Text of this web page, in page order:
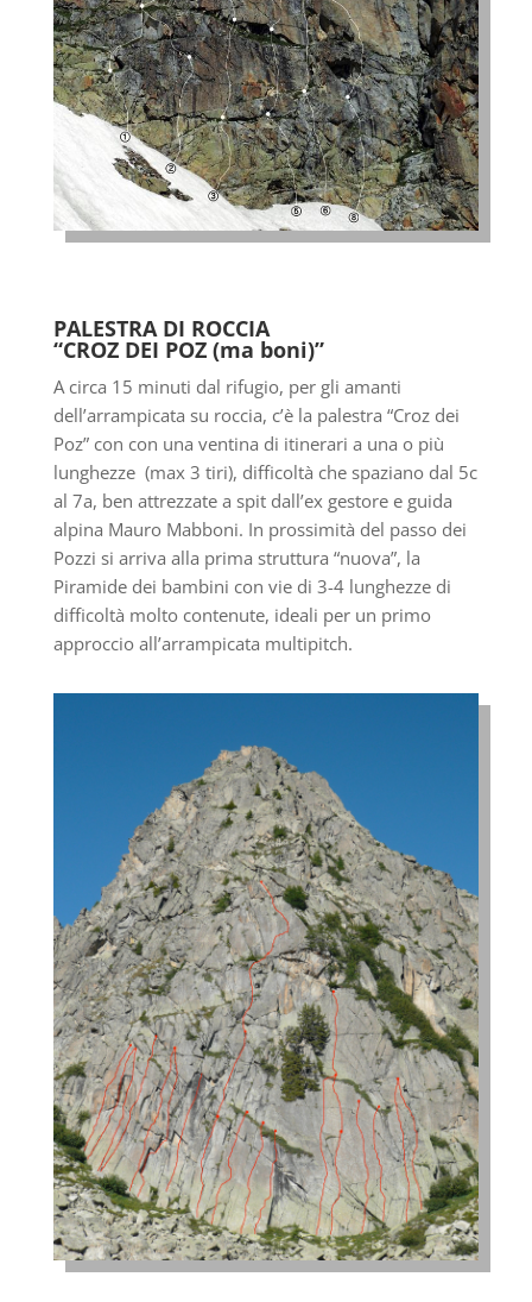
PALESTRA DI ROCCIA
“CROZ DEI POZ (ma boni)”
A circa 15 minuti dal rifugio, per gli amanti
dell’arrampicata su roccia, c’è la palestra “Croz dei
Poz” con con una ventina di itinerari a una o più
lunghezze (max 3 tiri), difficoltà che spaziano dal 5c
al 7a, ben attrezzate a spit dall’ex gestore e guida
alpina Mauro Mabboni. In prossimità del passo dei
Pozzi si arriva alla prima struttura “nuova”, la
Piramide dei bambini con vie di 3-4 lunghezze di
difficoltà molto contenute, ideali per un primo
approccio all’arrampicata multipitch.